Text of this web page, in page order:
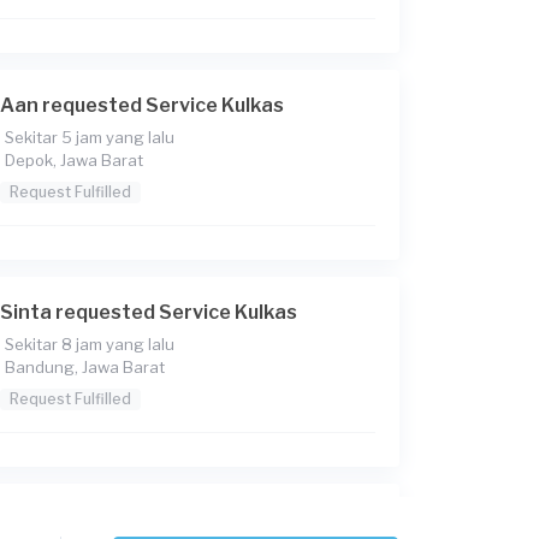
Aan requested Service Kulkas
Sekitar 5 jam yang lalu
Depok, Jawa Barat
Request Fulfilled
Sinta requested Service Kulkas
Sekitar 8 jam yang lalu
Bandung, Jawa Barat
Request Fulfilled